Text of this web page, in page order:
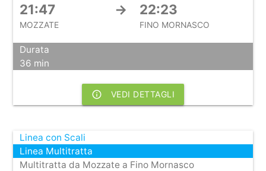
21:47 → 22:23
MOZZATE FINO MORNASCO
Durata
36 min
info_outline VEDI DETTAGLI
Linea con Scali
Linea Multitratta
Multitratta da Mozzate a Fino Mornasco